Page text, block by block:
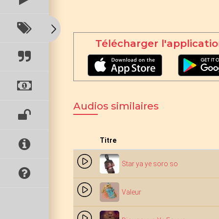
Télécharger
Audios similaires
Titre
Star ya ye soro so
Valeur